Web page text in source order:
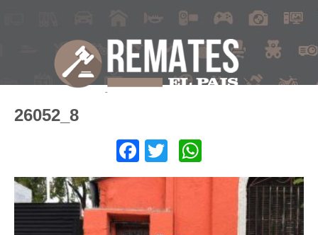
26052_8
Facebook
Twitter